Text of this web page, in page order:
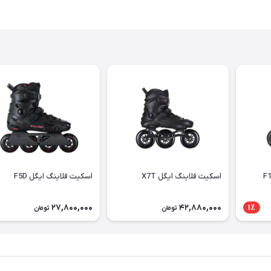
1٪
اسكيت فلاينگ ايگل X7T
42,880,000 تومان
اسكيت فلاينگ ايگل F5D
27,800,000 تومان